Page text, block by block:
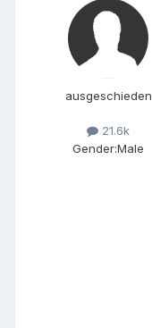
ausgeschieden
21.6k
Gender:Male